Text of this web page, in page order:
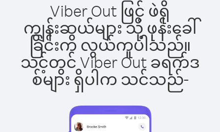
Viber Out ဖြင့် ဖဲရို
ကျွန်းဆွယ်များ သို့ ဖုန်းခေါ်
ခြင်းက လွယ်ကူပါသည်။
သင့်တွင် Viber Out ခရက်ဒ
စ်များ ရှိပါက သင်သည်-